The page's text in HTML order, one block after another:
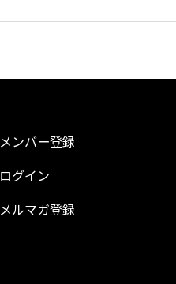
メンバー登録
ログイン
メルマガ登録